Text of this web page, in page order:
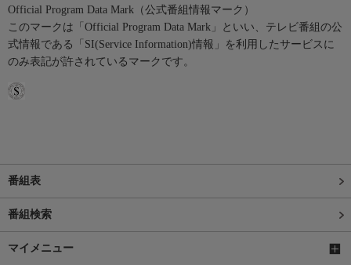
Official Program Data Mark（公式番組情報マーク）
このマークは「Official Program Data Mark」といい、テレビ番組の公
式情報である「SI(Service Information)情報」を利用したサービスに
のみ表記が許されているマークです。
番組表
番組検索
マイメニュー